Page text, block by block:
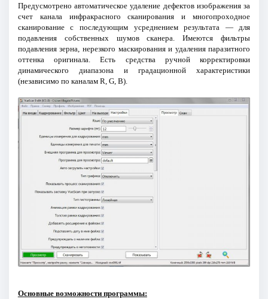
Предусмотрено автоматическое удаление дефектов изображения за
счет канала инфракрасного сканирования и многопроходное
сканирование с последующим усреднением результата — для
подавления собственных шумов сканера. Имеются фильтры
подавления зерна, нерезкого маскирования и удаления паразитного
оттенка оригинала. Есть средства ручной корректировки
динамического диапазона и градационной характеристики
(независимо по каналам R, G, B).
Основные возможности программы: